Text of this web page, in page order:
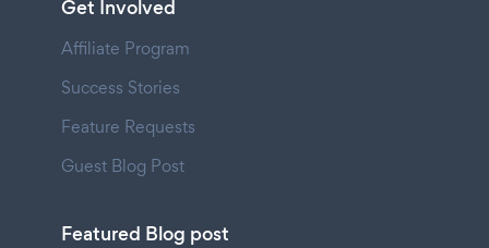
Get Involved
Affiliate Program
Success Stories
Feature Requests
Guest Blog Post
Featured Blog post